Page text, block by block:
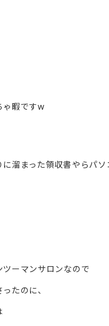
ゃ暇ですw
溜まった領収書やらパ
ーマンサロンなので
たのに、